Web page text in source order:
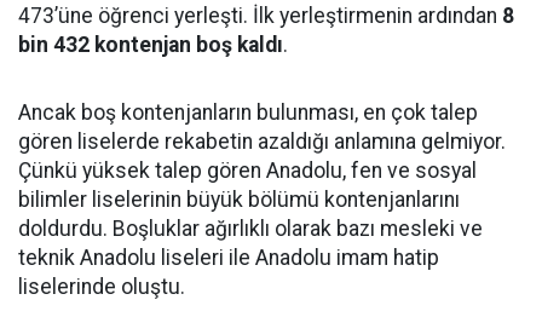
473’üne öğrenci yerleşti. İlk yerleştirmenin ardından 8
bin 432 kontenjan boş kaldı.
Ancak boş kontenjanların bulunması, en çok talep
gören liselerde rekabetin azaldığı anlamına gelmiyor.
Çünkü yüksek talep gören Anadolu, fen ve sosyal
bilimler liselerinin büyük bölümü kontenjanlarını
doldurdu. Boşluklar ağırlıklı olarak bazı mesleki ve
teknik Anadolu liseleri ile Anadolu imam hatip
liselerinde oluştu.